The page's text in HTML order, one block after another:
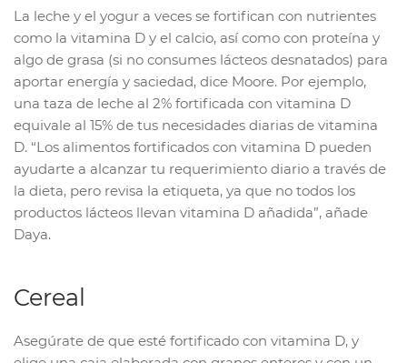
La leche y el yogur a veces se fortifican con nutrientes
como la vitamina D y el calcio, así como con proteína y
algo de grasa (si no consumes lácteos desnatados) para
aportar energía y saciedad, dice Moore. Por ejemplo,
una taza de leche al 2% fortificada con vitamina D
equivale al 15% de tus necesidades diarias de vitamina
D. “Los alimentos fortificados con vitamina D pueden
ayudarte a alcanzar tu requerimiento diario a través de
la dieta, pero revisa la etiqueta, ya que no todos los
productos lácteos llevan vitamina D añadida”, añade
Daya.
Cereal
Asegúrate de que esté fortificado con vitamina D, y